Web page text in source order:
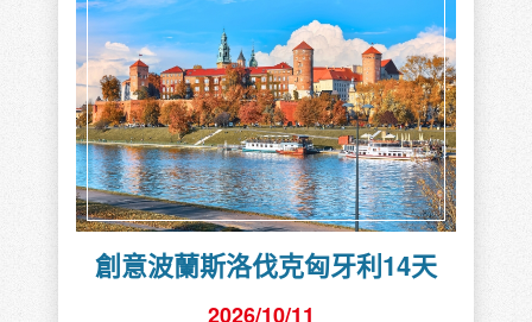
創意波蘭斯洛伐克匈牙利14天
2026/10/11